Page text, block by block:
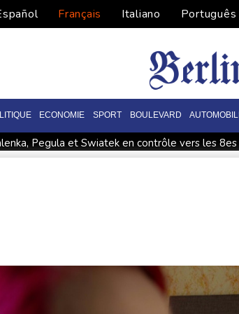
Français Italiano Português
ECONOMIE SPORT BOULEVARD
Pegula et Swiatek en contrôle vers les
France: le taux de chômage monte